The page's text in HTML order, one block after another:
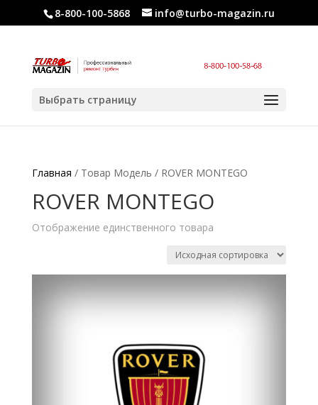
8-800-100-5868 info@turbo-magazin.ru
Выбрать страницу
Главная / Товар Модель / ROVER MONTEGO
ROVER MONTEGO
Отображение единственного товара